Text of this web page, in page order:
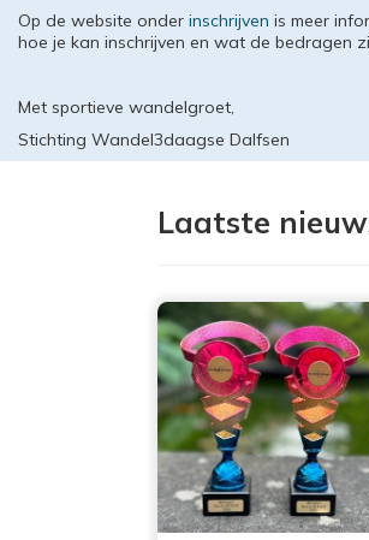
Op de website onder inschrijven is meer
hoe je kan inschrijven en wat de bedragen
Met sportieve wandelgroet,
Stichting Wandel3daagse Dalfsen
Laatste